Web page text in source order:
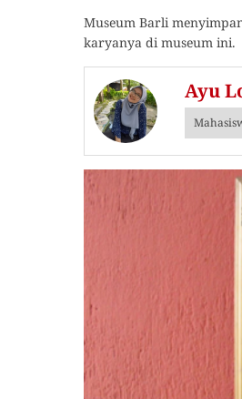
Museum Barli
karyanya di museum ini.
Ayu